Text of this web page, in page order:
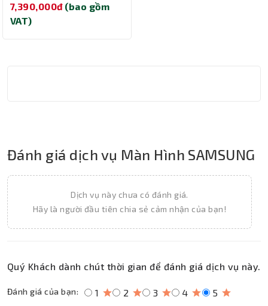
inch/ 3440 x 1440/ 250
cd/m2/ 1ms/ 165Hz/
7,390,000đ (bao gồm
VAT)
Đánh giá dịch vụ Màn Hình SAMSUNG
Dịch vụ này chưa có đánh giá.
Hãy là người đầu tiên chia sẻ cảm nhận của bạn!
Quý Khách dành chút thời gian để đánh giá dịch vụ này.
Đánh giá của bạn: 1 2 3 4 5